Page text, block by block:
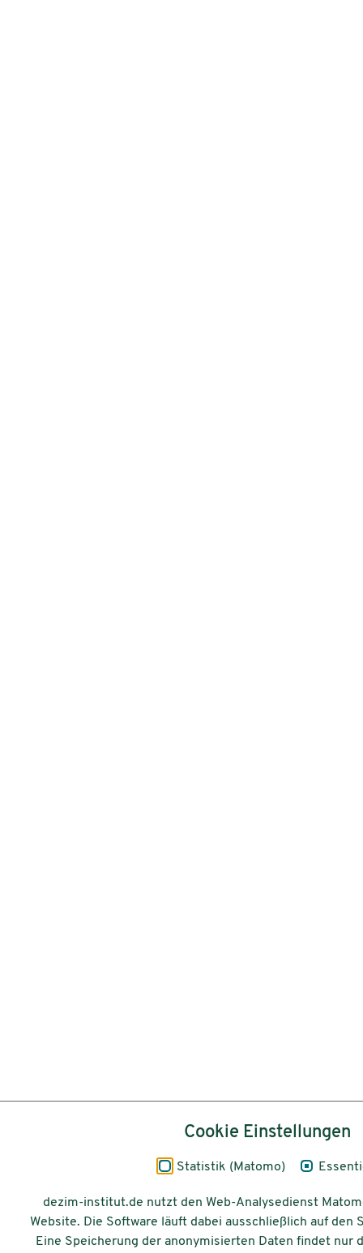
Cookie Einstellungen
Statistik (Matomo)
dezim-institut.de nutzt den Web-Analysedienst
Website. Die Software läuft dabei ausschließlich auf den
Eine Speicherung der anonymisierten Daten findet nur